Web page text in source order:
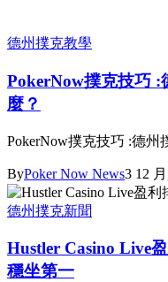
德州撲克教學
PokerNow撲克技巧 :
麼？
PokerNow撲克技巧 :德州
ByPoker Now News3 12
德州撲克新聞
Hustler Casino Live
穩坐第一